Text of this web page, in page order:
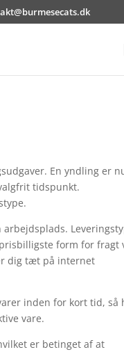
En yndling er
tidspunkt.
form for fragt
dig tæt på internet
inden for kort tid, så
vare.
er betinget af at